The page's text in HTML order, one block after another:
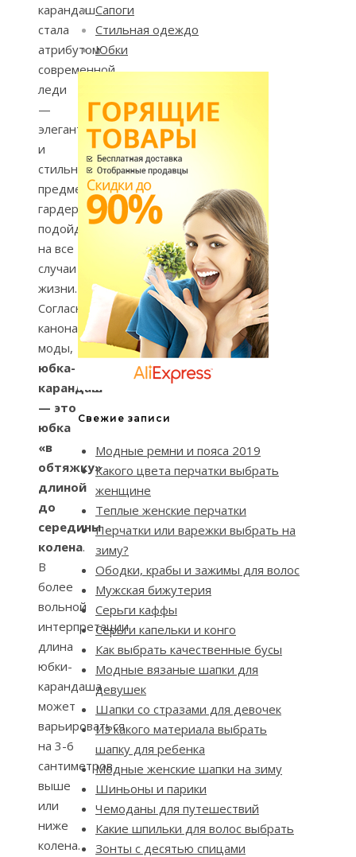
карандаш
стала
атрибутом
современной
леди
—
элегантный
и
стильный
предмет
гардероба
подойдет
на все
случаи
жизни.
Согласно
канонам
моды,
юбка-
карандаш
— это
юбка
«в
обтяжку»
длиной
до
середины
колена.
В
более
вольной
интерпретации
длина
юбки-
карандаша
может
варьироваться
на 3-6
сантиметров
выше
или
ниже
колена.
Сапоги
Стильная одеждо
Юбки
Свежие записи
Модные ремни и пояса 2019
Какого цвета перчатки выбрать
женщине
Теплые женские перчатки
Перчатки или варежки выбрать на
зиму?
Ободки, крабы и зажимы для волос
Мужская бижутерия
Серьги каффы
Серьги капельки и конго
Как выбрать качественные бусы
Модные вязаные шапки для
девушек
Шапки со стразами для девочек
Из какого материала выбрать
шапку для ребенка
Модные женские шапки на зиму
Шиньоны и парики
Чемоданы для путешествий
Какие шпильки для волос выбрать
Зонты с десятью спицами